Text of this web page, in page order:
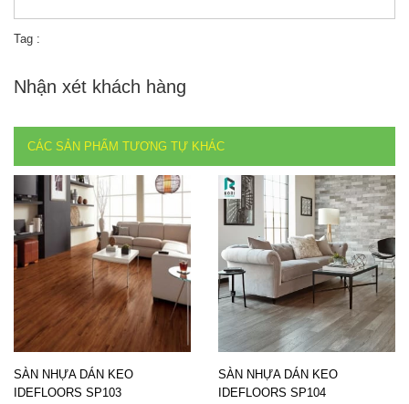
Tag :
Nhận xét khách hàng
CÁC SẢN PHẨM TƯƠNG TỰ KHÁC
SÀN NHỰA DÁN KEO
IDEFLOORS SP103
SÀN NHỰA DÁN KEO
IDEFLOORS SP104